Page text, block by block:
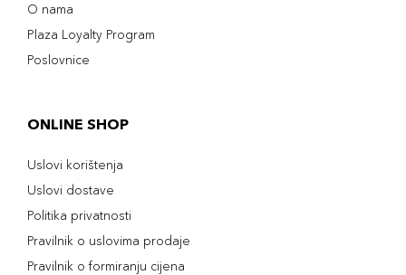
O nama
Plaza Loyalty Program
Poslovnice
ONLINE SHOP
Uslovi korištenja
Uslovi dostave
Politika privatnosti
Pravilnik o uslovima prodaje
Pravilnik o formiranju cijena